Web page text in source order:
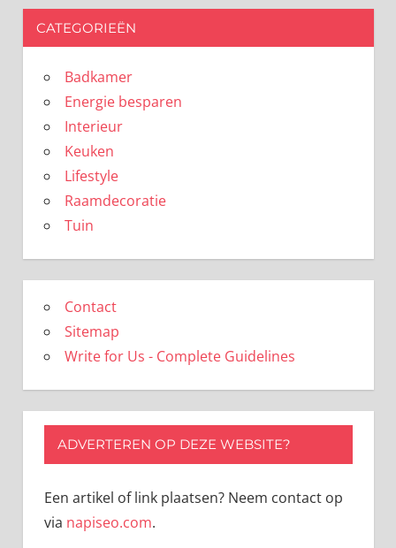
CATEGORIEËN
Badkamer
Energie besparen
Interieur
Keuken
Lifestyle
Raamdecoratie
Tuin
Contact
Sitemap
Write for Us - Complete Guidelines
ADVERTEREN OP DEZE WEBSITE?
Een artikel of link plaatsen? Neem contact op
via napiseo.com.